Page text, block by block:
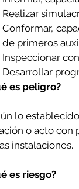
Realizar
Conformar,
de primeros
Inspeccionar
Desarrollar
es peligro?
lo
o acto con
instalaciones.
es riesgo?